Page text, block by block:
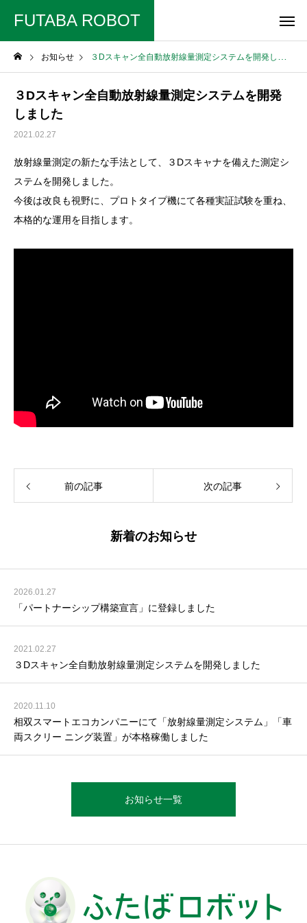
FUTABA ROBOT
お知らせ ３Dスキャン全自動放射線量測定システムを開発しました
３Dスキャン全自動放射線量測定システムを開発
しました
2021.02.27
放射線量測定の新たな手法として、３Dスキャナを備えた測定シ
ステムを開発しました。
今後は改良も視野に、プロトタイプ機にて各種実証試験を重ね、
本格的な運用を目指します。
前の記事 次の記事
新着のお知らせ
2026.01.27
「パートナーシップ構築宣言」に登録しました
2021.02.27
３Dスキャン全自動放射線量測定システムを開発しました
2020.11.10
相双スマートエコカンパニーにて「放射線量測定システム」「車
両スクリー ニング装置」が本格稼働しました
お知らせ一覧